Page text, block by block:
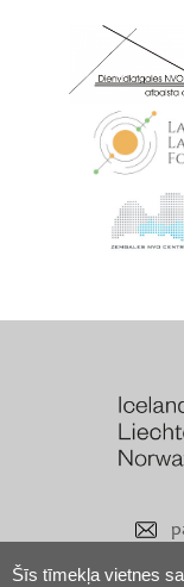
Šīs tīmekļa vietnes